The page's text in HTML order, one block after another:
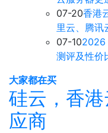
07-20香港
里云、腾讯
07-102026
测评及性价
大家都在买
硅云，香
应商